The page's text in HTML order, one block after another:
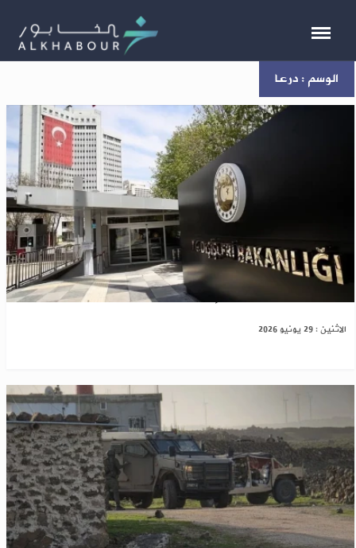
الوسم : درعا
تركيا تدين هجمات إسرائيل على درعا والقنيطرة
الاثنين : 29 يونيو 2026